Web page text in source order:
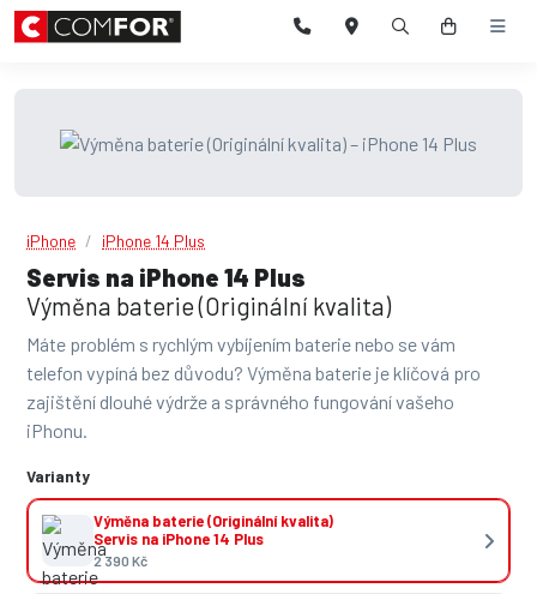
iPhone iPhone 14 Plus
Servis na iPhone 14 Plus
Výměna baterie (Originální kvalita)
Máte problém s rychlým vybíjením baterie nebo se vám
telefon vypíná bez důvodu? Výměna baterie je klíčová pro
zajištění dlouhé výdrže a správného fungování vašeho
iPhonu.
Varianty
Výměna baterie (Originální kvalita)
Servis na iPhone 14 Plus
2 390 Kč